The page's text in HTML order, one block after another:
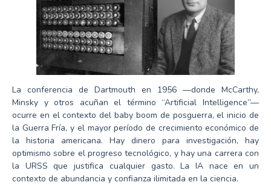
La conferencia de Dartmouth en 1956 —donde McCarthy,
Minsky y otros acuñan el término “Artificial Intelligence”—
ocurre en el contexto del baby boom de posguerra, el inicio de
la Guerra Fría, y el mayor período de crecimiento económico de
la historia americana. Hay dinero para investigación, hay
optimismo sobre el progreso tecnológico, y hay una carrera con
la URSS que justifica cualquier gasto. La IA nace en un
contexto de abundancia y confianza ilimitada en la ciencia.